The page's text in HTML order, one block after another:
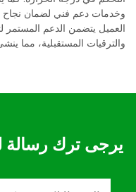
وخدمات دعم فني لضمان نجاح
العميل يتضمن الدعم المستمر
والترقيات المستقبلية، مما
يرجى ترك رسالة